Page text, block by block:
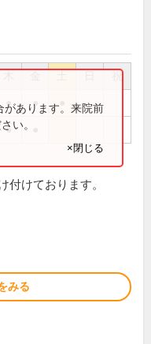
祝
● ●
●
があります。来院前
い。
×閉じる
付けております。
みる